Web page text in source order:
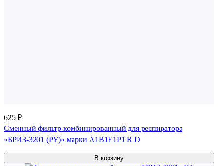
625 ₽
Сменный фильтр комбинированный для респиратора
«БРИЗ-3201 (РУ)» марки A1B1E1P1 R D
В корзину